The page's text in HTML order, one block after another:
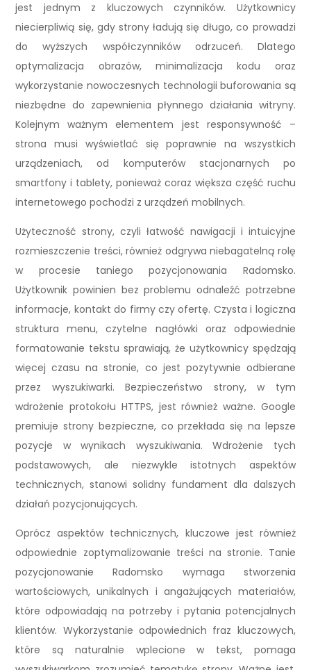
jest jednym z kluczowych czynników. Użytkownicy
niecierpliwią się, gdy strony ładują się długo, co prowadzi
do wyższych współczynników odrzuceń. Dlatego
optymalizacja obrazów, minimalizacja kodu oraz
wykorzystanie nowoczesnych technologii buforowania są
niezbędne do zapewnienia płynnego działania witryny.
Kolejnym ważnym elementem jest responsywność –
strona musi wyświetlać się poprawnie na wszystkich
urządzeniach, od komputerów stacjonarnych po
smartfony i tablety, ponieważ coraz większa część ruchu
internetowego pochodzi z urządzeń mobilnych.
Użyteczność strony, czyli łatwość nawigacji i intuicyjne
rozmieszczenie treści, również odgrywa niebagatelną rolę
w procesie taniego pozycjonowania Radomsko.
Użytkownik powinien bez problemu odnaleźć potrzebne
informacje, kontakt do firmy czy ofertę. Czysta i logiczna
struktura menu, czytelne nagłówki oraz odpowiednie
formatowanie tekstu sprawiają, że użytkownicy spędzają
więcej czasu na stronie, co jest pozytywnie odbierane
przez wyszukiwarki. Bezpieczeństwo strony, w tym
wdrożenie protokołu HTTPS, jest również ważne. Google
premiuje strony bezpieczne, co przekłada się na lepsze
pozycje w wynikach wyszukiwania. Wdrożenie tych
podstawowych, ale niezwykle istotnych aspektów
technicznych, stanowi solidny fundament dla dalszych
działań pozycjonujących.
Oprócz aspektów technicznych, kluczowe jest również
odpowiednie zoptymalizowanie treści na stronie. Tanie
pozycjonowanie Radomsko wymaga stworzenia
wartościowych, unikalnych i angażujących materiałów,
które odpowiadają na potrzeby i pytania potencjalnych
klientów. Wykorzystanie odpowiednich fraz kluczowych,
które są naturalnie wplecione w tekst, pomaga